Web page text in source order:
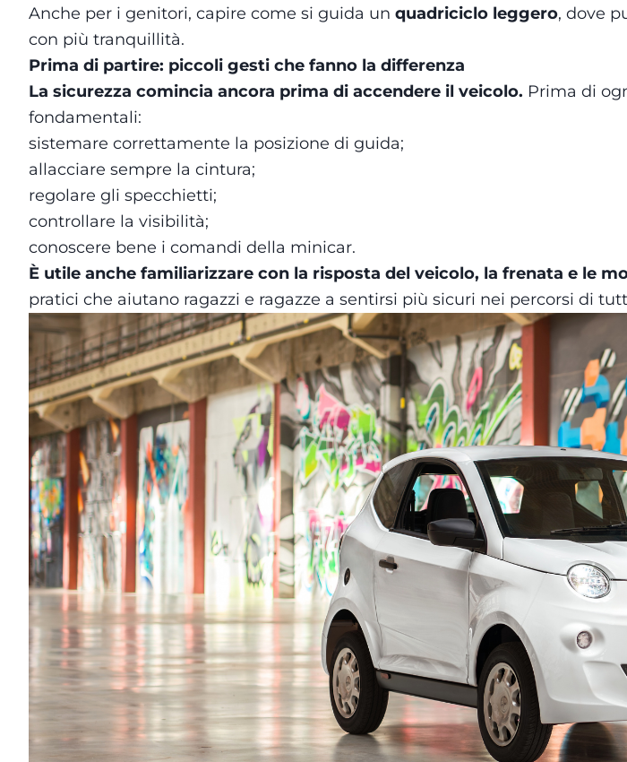
Anche per i genitori, capire come si guida un quadriciclo leggero, dove
con più tranquillità.
Prima di partire: piccoli gesti che fanno la differenza
La sicurezza comincia ancora prima di accendere il veicolo. Prima di
fondamentali:
sistemare correttamente la posizione di guida;
allacciare sempre la cintura;
regolare gli specchietti;
controllare la visibilità;
conoscere bene i comandi della minicar.
È utile anche familiarizzare con la risposta del veicolo, la frenata e le
pratici che aiutano ragazzi e ragazze a sentirsi più sicuri nei percorsi di